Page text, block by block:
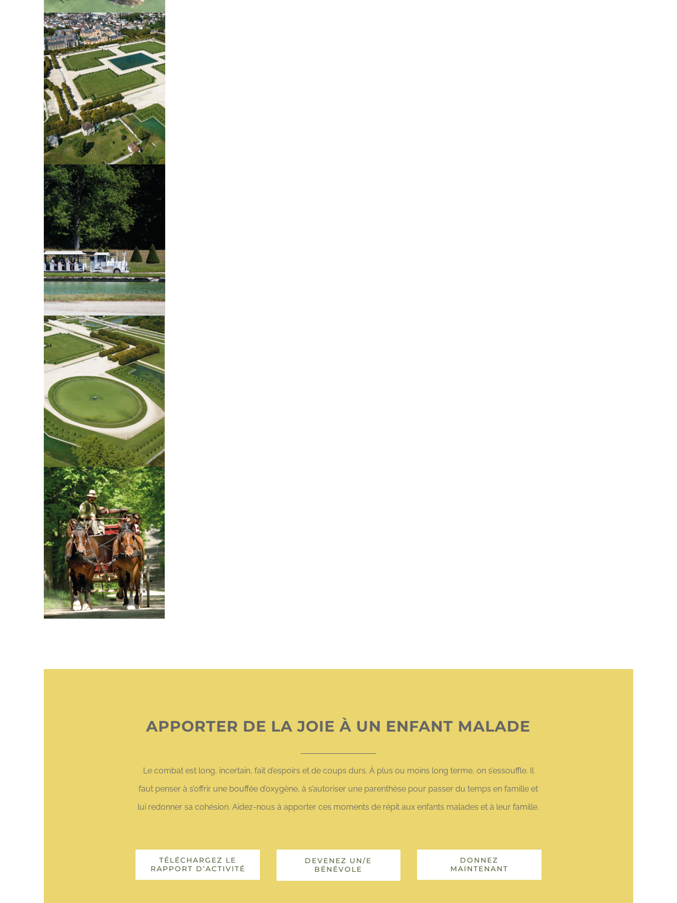
APPORTER DE LA JOIE À UN ENFANT MALADE
Le combat est long, incertain, fait d’espoirs et de coups durs. À plus ou moins long terme, on s’essouffle. Il
faut penser à s’offrir une bouffée d’oxygène, à s’autoriser une parenthèse pour passer du temps en famille et
lui redonner sa cohésion. Aidez-nous à apporter ces moments de répit aux enfants malades et à leur famille.
TÉLÉCHARGEZ LE
RAPPORT D’ACTIVITÉ
DEVENEZ UN/E
BÉNÉVOLE
DONNEZ
MAINTENANT